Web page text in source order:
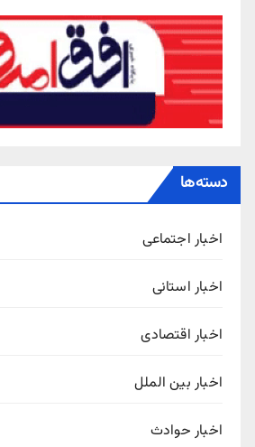
دسته‌ها
اخبار اجتماعی
اخبار استانی
اخبار اقتصادی
اخبار بین الملل
اخبار حوادث